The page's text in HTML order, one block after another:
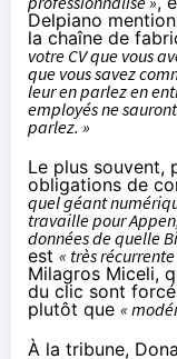
Delpiano
la chaîne de
votre CV que vous
que vous savez
leur en parlez en
employés ne
parlez. »
Le plus souvent,
obligations de
quel géant
travaille pour
données de quelle
est « très
Milagros Miceli,
du clic sont
plutôt que «
À la tribune,